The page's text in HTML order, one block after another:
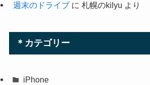
週末のドライブに 札幌のkilyu より
＊カテゴリー
iPhone